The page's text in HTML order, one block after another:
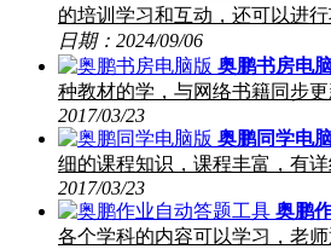
的培训学习和互动，还可以进
日期：2024/09/06
奥鹏书房电
种教材的学，与网络书籍同步
2017/03/23
奥鹏同学电
细的课程知识，课程丰富，有
2017/03/23
奥鹏
各个学科的内容可以学习，老